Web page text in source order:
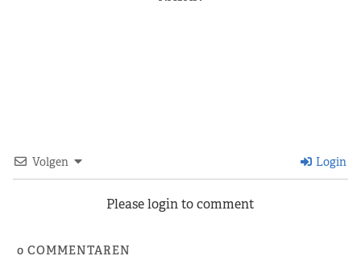
Volgen Login
Please login to comment
0 COMMENTAREN